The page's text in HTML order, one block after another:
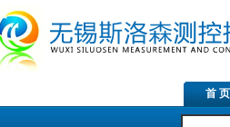
首 页